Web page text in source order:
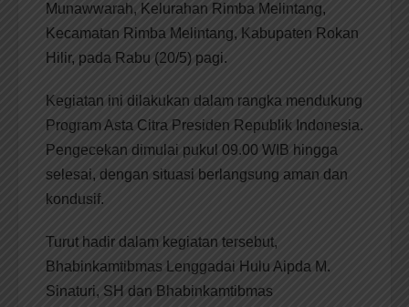
Munawwarah, Kelurahan Rimba Melintang,
Kecamatan Rimba Melintang, Kabupaten Rokan
Hilir, pada Rabu (20/5) pagi.
Kegiatan ini dilakukan dalam rangka mendukung
Program Asta Citra Presiden Republik Indonesia.
Pengecekan dimulai pukul 09.00 WIB hingga
selesai, dengan situasi berlangsung aman dan
kondusif.
Turut hadir dalam kegiatan tersebut,
Bhabinkamtibmas Lenggadai Hulu Aipda M.
Sinaturi, SH dan Bhabinkamtibmas